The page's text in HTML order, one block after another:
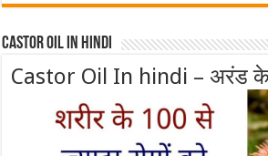
Castor Oil In Hindi
Castor Oil In hindi – अरंड